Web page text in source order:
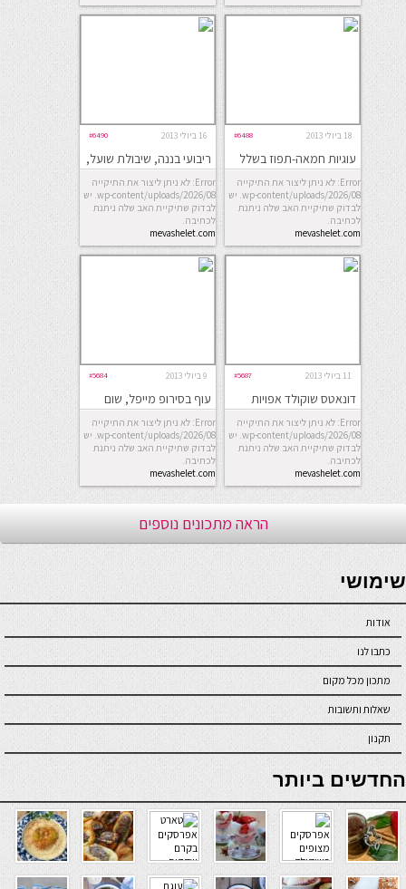
18 ביולי 2013 #6488
עוגיות חמאה-תפוז בשלל
צורותError: לא ניתן ליצור את התיקייה
wp-content/uploads/2026/08. יש
לבדוק שתיקיית האב שלה ניתנת
לכתיבה.
mevashelet.com
16 ביולי 2013 #6490
ריבועי בננה, שיבולת שועל,
צימוקים ואגוזים
Error: לא ניתן ליצור את התיקייה
wp-content/uploads/2026/08. יש
לבדוק שתיקיית האב שלה ניתנת
לכתיבה.
mevashelet.com
11 ביולי 2013 #5687
דונאטס שוקולד אפויות
Error: לא ניתן ליצור את התיקייה
wp-content/uploads/2026/08. יש
לבדוק שתיקיית האב שלה ניתנת
לכתיבה.
mevashelet.com
9 ביולי 2013 #5684
עוף בסירופ מייפל, שום
וג’ינג’רError: לא ניתן ליצור את התיקייה
wp-content/uploads/2026/08. יש
לבדוק שתיקיית האב שלה ניתנת
לכתיבה.
mevashelet.com
הראה מתכונים נוספים
seriöse online casinos österreich
שימושי
אודות
כתבו לנו
מתכון מכל מקום
שאלות ותשובות
תקנון
online casino
החדשים ביותר